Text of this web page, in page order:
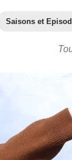
Saisons et